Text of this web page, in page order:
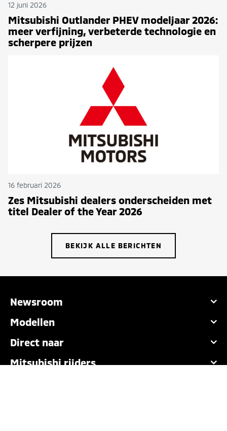
12 juni 2026
Mitsubishi Outlander PHEV modeljaar 2026:
meer verfijning, verbeterde technologie en
scherpere prijzen
16 februari 2026
Zes Mitsubishi dealers onderscheiden met
titel Dealer of the Year 2026
BEKIJK ALLE BERICHTEN
Newsroom
Modellen
Direct naar
Mitsubishi rijders